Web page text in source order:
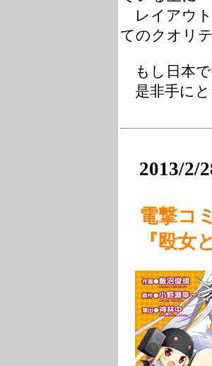
レイアウト
てのクオリ
もし日本で
是非手にと
2013/2/
電撃コ
『殴女と